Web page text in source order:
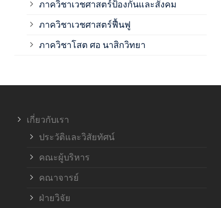
ภาควิชาเวชศาสตร์ป้องกันและสังคม
ภาควิชาเวชศาสตร์ฟื้นฟู
ภาควิชาโสต ศอ นาสิกวิทยา
เกี่ยวกับเรา
ประวัติและวิสัยทัศน์
คณะผู้บริหาร
คณาจารย์
ฝ่ายวิจัย